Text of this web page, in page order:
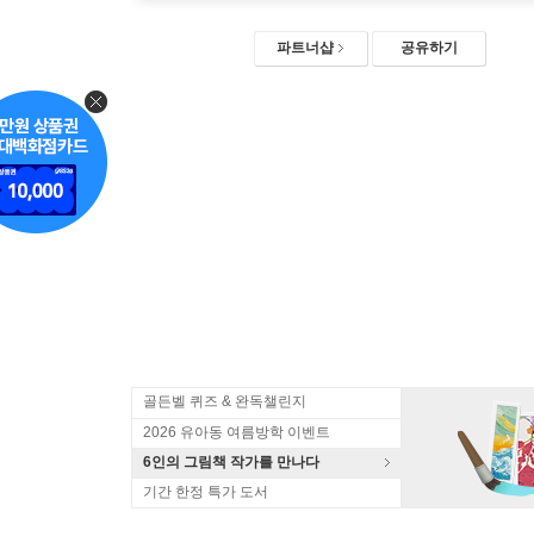
파트너샵 공유하기
골든벨 퀴즈 & 완독챌린지
2026 유아동 여름방학 이벤트
6인의 그림책 작가를 만나다
기간 한정 특가 도서